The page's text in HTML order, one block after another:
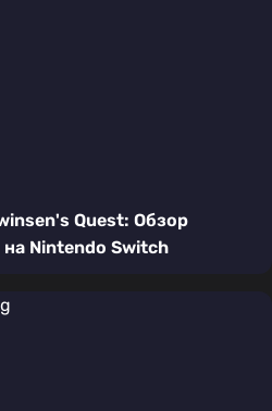
Quest: Обзор
Nintendo Switch